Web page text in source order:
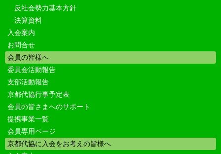
反社会勢力基本方針
決算資料
入会案内
お問合せ
会員の皆様へ
委員会活動報告
支部活動報告
京都代協行事予定表
会員の皆さまへのサポート
提携事業一覧
会員専用ページ
京都代協に入会をお考えの皆様へ